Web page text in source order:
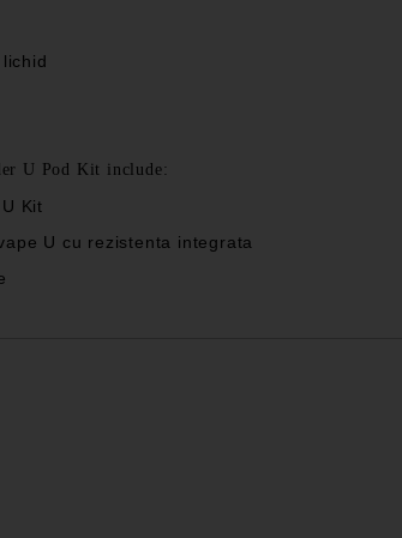
U Pod Kit include:
Kit
U cu rezistenta integrata